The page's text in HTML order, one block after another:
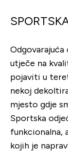
utječe na
pojaviti u
nekoj
mjesto gdje
Sportska
funkcionalna,
kojih je